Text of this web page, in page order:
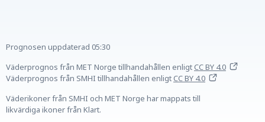
Prognosen uppdaterad 05:30
Väderprognos från MET Norge tillhandahållen enligtCC BY 4.0
Väderprognos från SMHI tillhandahållen enligtCC BY 4.0
Väderikoner från SMHI och MET Norge har mappats till
likvärdiga ikoner från Klart.